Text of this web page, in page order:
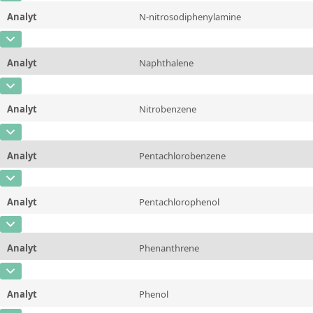
Konzentration 1000 - 15000
Einheit µg/kg
Zusätzliche Informationen
Analyt N-nitrosodiphenylamine
CAS-Nummer
Konzentration 1000 - 15000
Einheit
Analyt Naphthalene
CAS-Nummer
Konzentration 1000 - 15000
Einheit µg/kg
Zusätzliche Informationen
Analyt Nitrobenzene
CAS-Nummer
Konzentration 1000 - 15000
Einheit
Analyt Pentachlorobenzene
CAS-Nummer
Konzentration 1000 - 15000
Einheit µg/kg
Zusätzliche Informationen
Analyt Pentachlorophenol
CAS-Nummer
Konzentration 1000 - 15000
Einheit
Analyt Phenanthrene
CAS-Nummer
Konzentration 1000 - 15000
Analyt Phenol